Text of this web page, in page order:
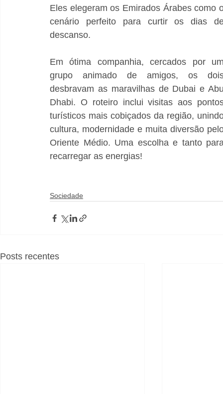
Eles elegeram os Emirados Árabes como
cenário perfeito para curtir os dias
descanso.
Em ótima companhia, cercados por
grupo animado de amigos, os
desbravam as maravilhas de Dubai e
Dhabi. O roteiro inclui visitas aos
turísticos mais cobiçados da região,
cultura, modernidade e muita diversão
Oriente Médio. Uma escolha e tanto
recarregar as energias!
Sociedade
Posts recentes